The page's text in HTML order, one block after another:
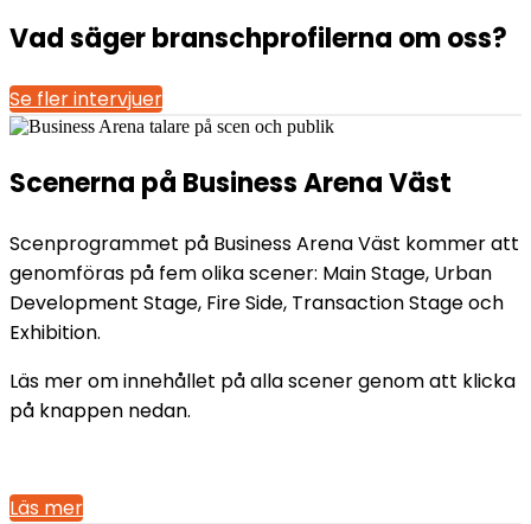
Vad säger branschprofilerna om oss?
Se fler intervjuer
Scenerna på Business Arena Väst
Scenprogrammet på Business Arena Väst kommer att
genomföras på fem olika scener: Main Stage, Urban
Development Stage, Fire Side, Transaction Stage och
Exhibition.
Läs mer om innehållet på alla scener genom att klicka
på knappen nedan.
Läs mer